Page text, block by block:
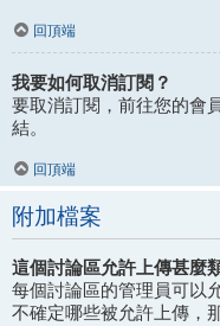
回頂端
我要如何取消訂閱？
要取消訂閱，前往您的會
結。
回頂端
附加檔案
這個討論區允許上傳甚麼
每個討論區的管理員可以
不確定哪些被允許上傳，